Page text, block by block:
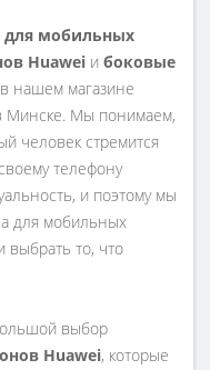
для мобильных
Huawei и боковые
в нашем магазине
Минске. Мы понимаем,
человек стремится
телефону
и поэтому мы
для мобильных
выбрать то, что
выбор
Huawei, которые